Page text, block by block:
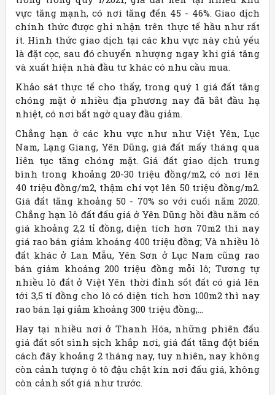
vực tăng mạnh, có nơi tăng đến 45 - 46%. Giao dịch
chính thức được ghi nhận trên thực tế hầu như rất
ít. Hình thức giao dịch tại các khu vực này chủ yếu
là đặt cọc, sau đó chuyển nhượng ngay khi giá tăng
và xuất hiện nhà đầu tư khác có nhu cầu mua.
Khảo sát thực tế cho thấy, trong quý 1 giá đất tăng
chóng mặt ở nhiều địa phương nay đã bắt đầu hạ
nhiệt, có nơi bất ngờ quay đầu giảm.
Chẳng hạn ở các khu vực như như Việt Yên, Lục
Nam, Lạng Giang, Yên Dũng, giá đất mấy tháng qua
liên tục tăng chóng mặt. Giá đất giao dịch trung
bình trong khoảng 20-30 triệu đồng/m2, có nơi lên
40 triệu đồng/m2, thậm chí vọt lên 50 triệu đồng/m2.
Giá đất tăng khoảng 50 - 70% so với cuối năm 2020.
Chẳng hạn lô đất đấu giá ở Yên Dũng hồi đầu năm có
giá khoảng 2,2 tỉ đồng, diện tích hơn 70m2 thì nay
giá rao bán giảm khoảng 400 triệu đồng; Và nhiều lô
đất khác ở Lan Mẫu, Yên Sơn ở Lục Nam cũng rao
bán giảm khoảng 200 triệu đồng mỗi lô; Tương tự
nhiều lô đất ở Việt Yên thời đỉnh sốt đất có giá lên
tới 3,5 tỉ đồng cho lô có diện tích hơn 100m2 thì nay
rao bán lại giảm khoảng 300 triệu đồng;...
Hay tại nhiều nơi ở Thanh Hóa, những phiên đấu
giá đất sốt sình sịch khắp nơi, giá đất tăng đột biến
cách đây khoảng 2 tháng nay, tuy nhiên, nay không
còn cảnh tượng ô tô đậu chật kín nơi đấu giá, không
còn cảnh sốt giá như trước.